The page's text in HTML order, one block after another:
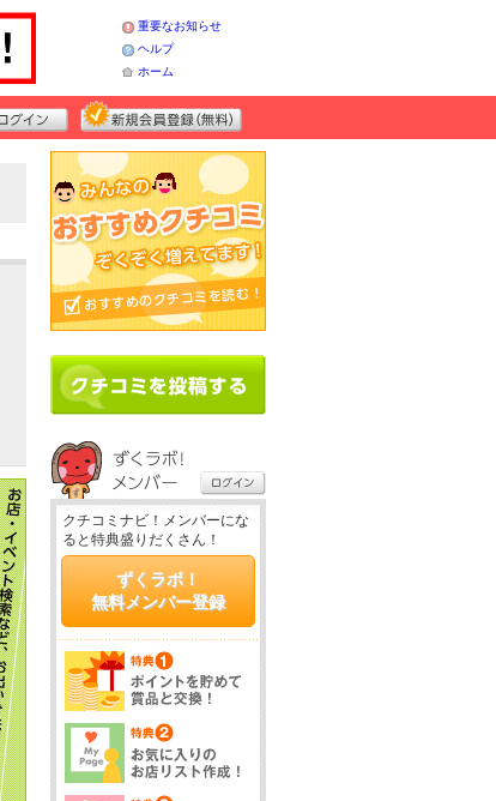
重要なお知らせ
ヘルプ
ホーム
クチコミナビ！メンバーにな
ると特典盛りだくさん！
ずくラボ！
無料メンバー登録